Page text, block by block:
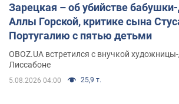
Зарецкая – об убийстве
Аллы Горской, критике сына
Португалию с пятью детьми
OBOZ.UA встретился с внучкой
Лиссабоне
5.08.2026 04:00 25,9 т.